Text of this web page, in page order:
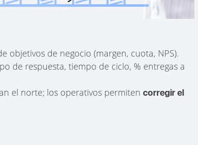
objetivos de negocio (margen, cuota, NPS).
de respuesta, tiempo de ciclo, % entregas a
el norte; los operativos permitencorregir el